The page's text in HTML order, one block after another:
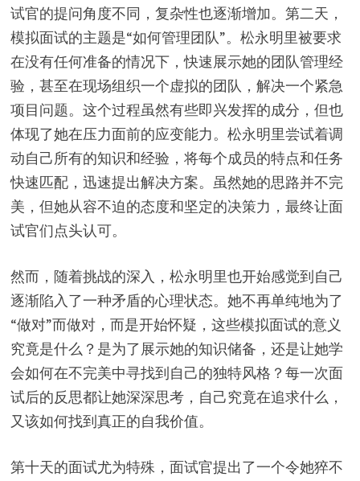
试官的提问角度不同，复杂性也逐渐增加。第二天，
模拟面试的主题是“如何管理团队”。松永明里被要求
在没有任何准备的情况下，快速展示她的团队管理经
验，甚至在现场组织一个虚拟的团队，解决一个紧急
项目问题。这个过程虽然有些即兴发挥的成分，但也
体现了她在压力面前的应变能力。松永明里尝试着调
动自己所有的知识和经验，将每个成员的特点和任务
快速匹配，迅速提出解决方案。虽然她的思路并不完
美，但她从容不迫的态度和坚定的决策力，最终让面
试官们点头认可。
然而，随着挑战的深入，松永明里也开始感觉到自己
逐渐陷入了一种矛盾的心理状态。她不再单纯地为了
“做对”而做对，而是开始怀疑，这些模拟面试的意义
究竟是什么？是为了展示她的知识储备，还是让她学
会如何在不完美中寻找到自己的独特风格？每一次面
试后的反思都让她深深思考，自己究竟在追求什么，
又该如何找到真正的自我价值。
第十天的面试尤为特殊，面试官提出了一个令她猝不